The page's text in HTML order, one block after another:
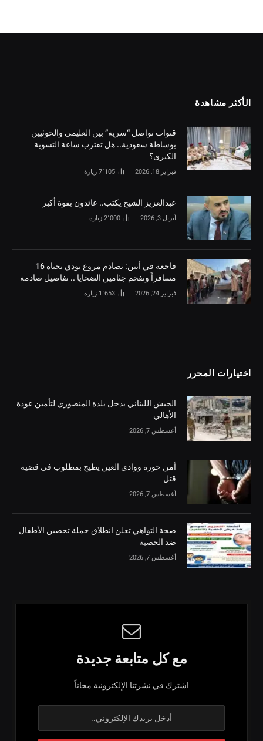
الأكثر مشاهدة
قنوات تواصل “سرية” بين العليمي والحوثيين
بوساطة سعودية.. هل تقترب ساعة التسوية
الكبرى؟
فبراير 18, 2026 7٬105 زيارة
‏عبدالعزيز الشيخ يكتب.. عائدون بقوة أكبر
أبريل 3, 2026 2٬000 زيارة
فاجعة في أبين: تصادم مروع يودي بحياة 16
مسافراً وتفحم جثامين الضحايا .. تفاصيل صادمة
فبراير 24, 2026 1٬653 زيارة
اختيارات المحرر
الجيش اللبناني يدخل بلدة المنصوري لتأمين عودة
الأهالي
أغسطس 7, 2026
أمن حورة ووادي العين يطيح بمطلوب في قضية
قتل
أغسطس 7, 2026
صحة التواهي تعلن انطلاق حملة تحصين الأطفال
ضد الحصبة
أغسطس 7, 2026
مع كل متابعة جديدة
اشترك في نشرتنا الإلكترونية مجاناً